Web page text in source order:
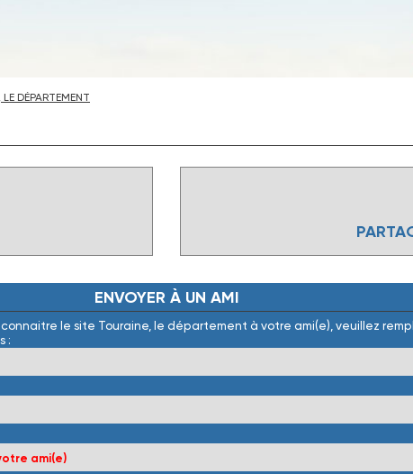
DÉPARTEMENT
ENVOYER À UN AMI
le site Touraine, le département à votre ami(e), veuillez
: